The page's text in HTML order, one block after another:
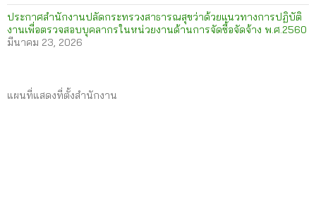
ประกาศสำนักงานปลัดกระทรวงสาธารณสุขว่าด้วยแนวทางการปฏิบัติ
งานเพื่อตรวจสอบบุคลากรในหน่วยงานด้านการจัดซื้อจัดจ้าง พ.ศ.2560
มีนาคม 23, 2026
แผนที่แสดงที่ตั้งสำนักงาน